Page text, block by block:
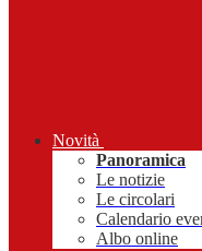
Novità
Panoramica
Le notizie
Le circolari
Calendario
Albo online